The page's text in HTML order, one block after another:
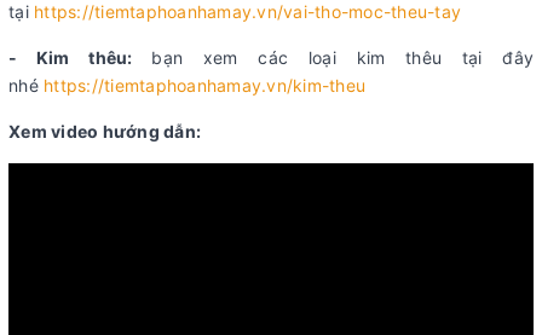
tại https://tiemtaphoanhamay.vn/vai-tho-moc-theu-tay
- Kim thêu: bạn xem các loại kim thêu tại đây
nhé https://tiemtaphoanhamay.vn/kim-theu
Xem video hướng dẫn: